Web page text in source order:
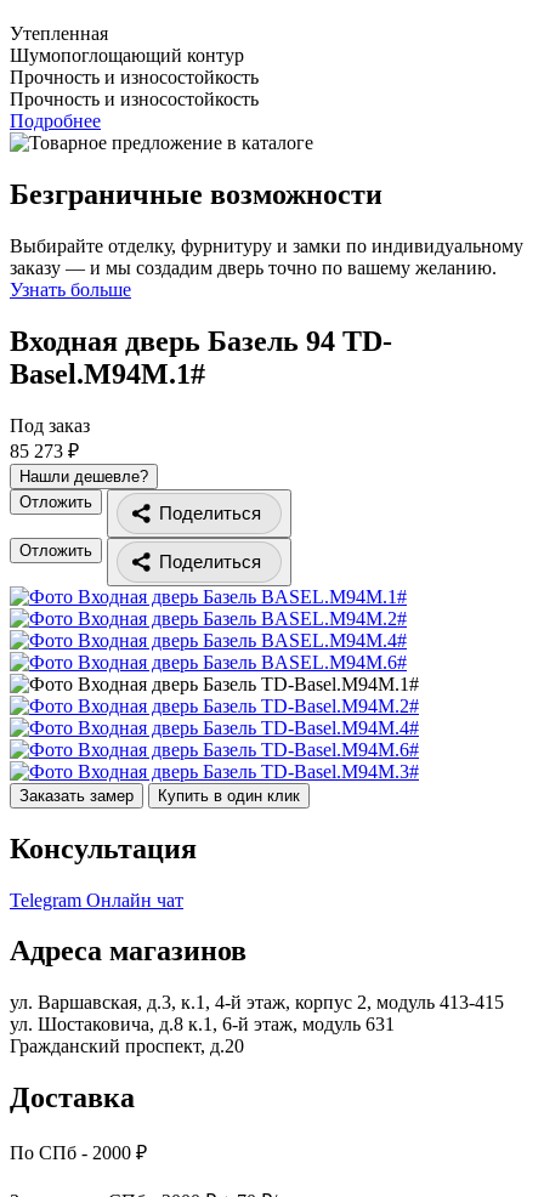
Утепленная
Шумопоглощающий контур
Прочность и износостойкость
Прочность и износостойкость
Подробнее
Безграничные возможности
Выбирайте отделку, фурнитуру и замки по индивидуальному
заказу — и мы создадим дверь точно по вашему желанию.
Узнать больше
Входная дверь Базель 94 TD-
Basel.M94M.1#
Под заказ
85 273 ₽
Нашли дешевле?
Отложить
Поделиться
Отложить
Поделиться
Заказать замер Купить в один клик
Консультация
Telegram Онлайн чат
Адреса магазинов
ул. Варшавская, д.3, к.1, 4-й этаж, корпус 2, модуль 413-415
ул. Шостаковича, д.8 к.1, 6-й этаж, модуль 631
Гражданский проспект, д.20
Доставка
По СПб - 2000 ₽